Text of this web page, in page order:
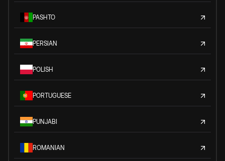
PASHTO
PERSIAN
POLISH
PORTUGUESE
PUNJABI
ROMANIAN